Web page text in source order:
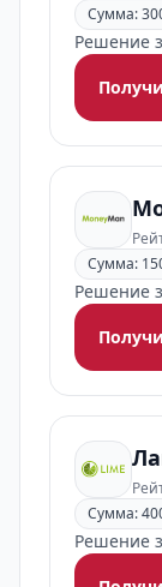
Сумма:
Решение
Сумма:
Решение
Сумма:
Решение